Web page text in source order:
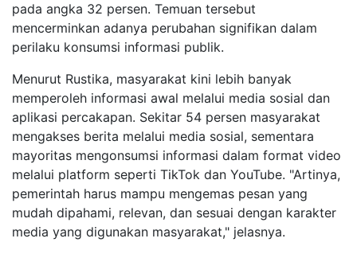
pada angka 32 persen. Temuan tersebut
mencerminkan adanya perubahan signifikan dalam
perilaku konsumsi informasi publik.
Menurut Rustika, masyarakat kini lebih banyak
memperoleh informasi awal melalui media sosial dan
aplikasi percakapan. Sekitar 54 persen masyarakat
mengakses berita melalui media sosial, sementara
mayoritas mengonsumsi informasi dalam format video
melalui platform seperti TikTok dan YouTube. "Artinya,
pemerintah harus mampu mengemas pesan yang
mudah dipahami, relevan, dan sesuai dengan karakter
media yang digunakan masyarakat," jelasnya.